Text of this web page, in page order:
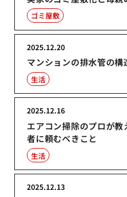
ゴミ屋敷
マンションの排水管の
2025.12.20
生活
エアコン掃除のプロが
者に頼むべきこと
2025.12.16
生活
2025.12.13